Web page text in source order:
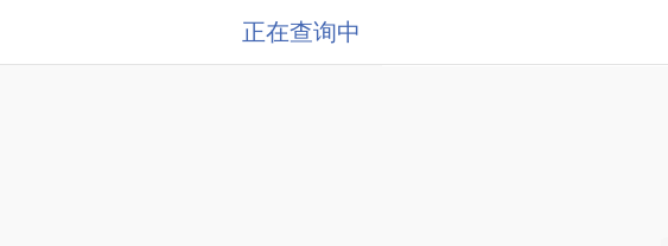
正在查询中